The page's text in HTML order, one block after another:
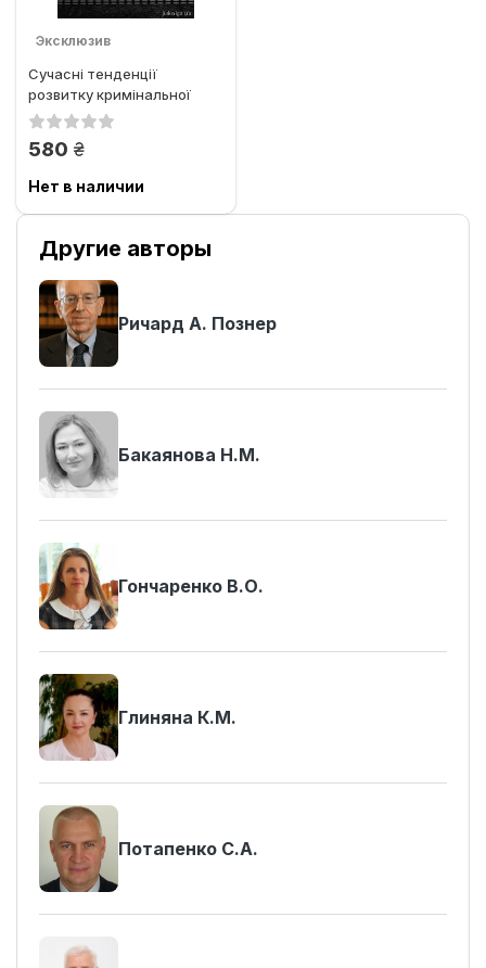
Эксклюзив
Сучасні тенденції
розвитку кримінальної
юстиції в Україні
580 грн.
Нет в наличии
Другие авторы
Ричард А. Познер
Бакаянова Н.М.
Гончаренко В.О.
Глиняна К.М.
Потапенко С.А.